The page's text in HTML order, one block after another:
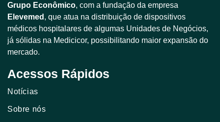
Grupo Econômico, com a fundação da empresa
Elevemed , que atua na distribuição de dispositivos
médicos hospitalares de algumas Unidades de Negócios,
já sólidas na Medicicor, possibilitando maior expansão do
mercado.
Acessos Rápidos
Notícias
Sobre nós